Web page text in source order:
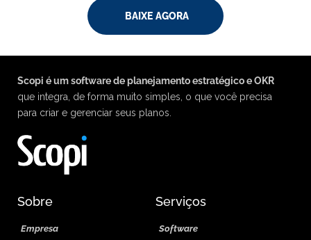
BAIXE AGORA
Scopi é um software de planejamento estratégico e OKR
que integra, de forma muito simples, o que você precisa
para criar e gerenciar seus planos.
Sobre
Empresa
Serviços
Software